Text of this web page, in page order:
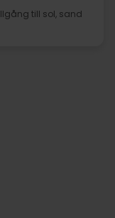
till sol, sand